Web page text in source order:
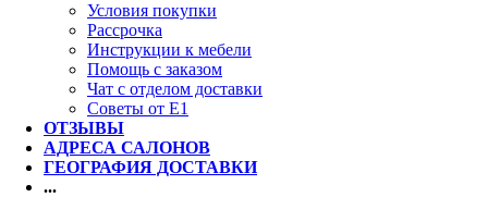
Условия покупки
Рассрочка
Инструкции к мебели
Помощь с заказом
Чат с отделом доставки
Советы от Е1
ОТЗЫВЫ
АДРЕСА САЛОНОВ
ГЕОГРАФИЯ ДОСТАВКИ
...